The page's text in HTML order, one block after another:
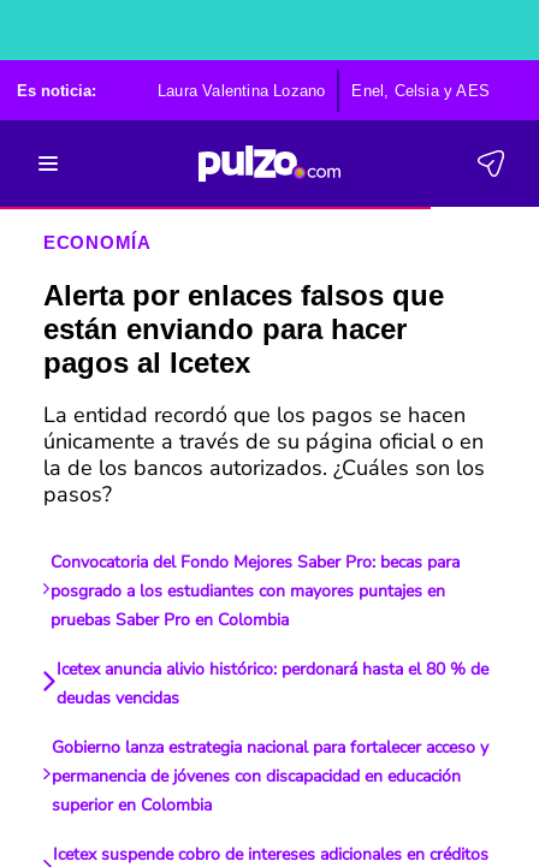
Es noticia: Laura Valentina Lozano Enel, Celsia y AES
ECONOMÍA
Alerta por enlaces falsos que
están enviando para hacer
pagos al Icetex
La entidad recordó que los pagos se hacen
únicamente a través de su página oficial o en
la de los bancos autorizados. ¿Cuáles son los
pasos?
Convocatoria del Fondo Mejores Saber Pro: becas para
posgrado a los estudiantes con mayores puntajes en
pruebas Saber Pro en Colombia
Icetex anuncia alivio histórico: perdonará hasta el 80 % de
deudas vencidas
Gobierno lanza estrategia nacional para fortalecer acceso y
permanencia de jóvenes con discapacidad en educación
superior en Colombia
Icetex suspende cobro de intereses adicionales en créditos